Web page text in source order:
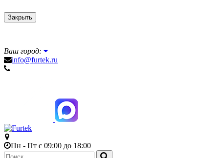
Закрыть
Ваш город:
info@furtek.ru
Пн - Пт с 09:00 до 18:00